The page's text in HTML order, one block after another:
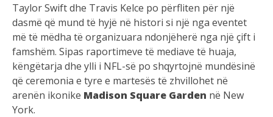
Taylor Swift dhe Travis Kelce po përfliten për një
dasmë që mund të hyjë në histori si një nga eventet
më të mëdha të organizuara ndonjëherë nga një çift i
famshëm. Sipas raportimeve të mediave të huaja,
këngëtarja dhe ylli i NFL-së po shqyrtojnë mundësinë
që ceremonia e tyre e martesës të zhvillohet në
arenën ikonike Madison Square Garden në New
York.